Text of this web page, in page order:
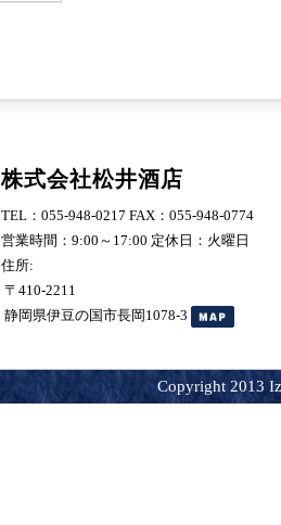
株式会社松井酒店
TEL：055-948-0217 FAX：055-948-0774
営業時間：9:00～17:00 定休日：火曜日
住所:
〒410-2211
静岡県伊豆の国市長岡1078-3
Copyright 2013